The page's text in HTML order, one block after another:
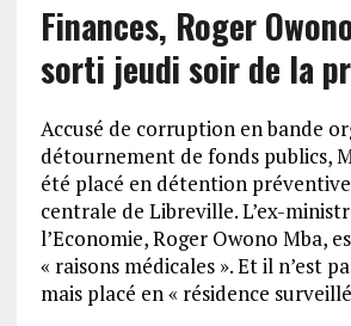
Finances, Roger
sorti jeudi soir de la
Accusé de corruption en bande
détournement de fonds publics,
été placé en détention
centrale de Libreville. L’ex-
l’Economie, Roger Owono Mba,
« raisons médicales ». Et il n’est
mais placé en « résidence